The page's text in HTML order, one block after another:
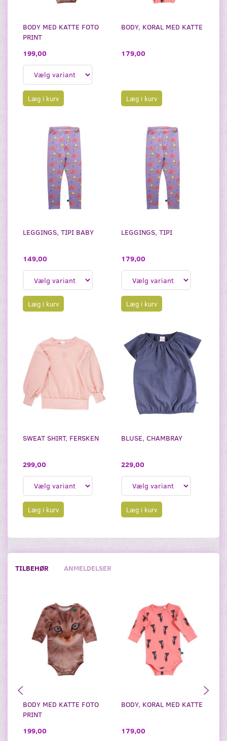
BODY MED KATTE FOTO
PRINT
199,00
Læg i kurv
BODY, KORAL MED KATTE
179,00
Læg i kurv
LEGGINGS, TIPI BABY
149,00
Læg i kurv
LEGGINGS, TIPI
179,00
Læg i kurv
SWEAT SHIRT, FERSKEN
299,00
Læg i kurv
BLUSE, CHAMBRAY
229,00
Læg i kurv
TILBEHØR ANMELDELSER
BODY MED KATTE FOTO
PRINT
199,00
BODY, KORAL MED KATTE
179,00